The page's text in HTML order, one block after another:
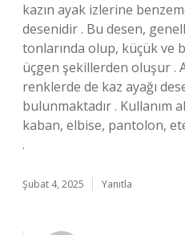
kazın ayak izlerine
desenidir . Bu desen,
tonlarında olup, küçük ve
üçgen şekillerden oluşur .
renklerde de kaz ayağı
bulunmaktadır . Kullanım
kaban, elbise, pantolon,
.
Şubat 4, 2025 Yanıtla